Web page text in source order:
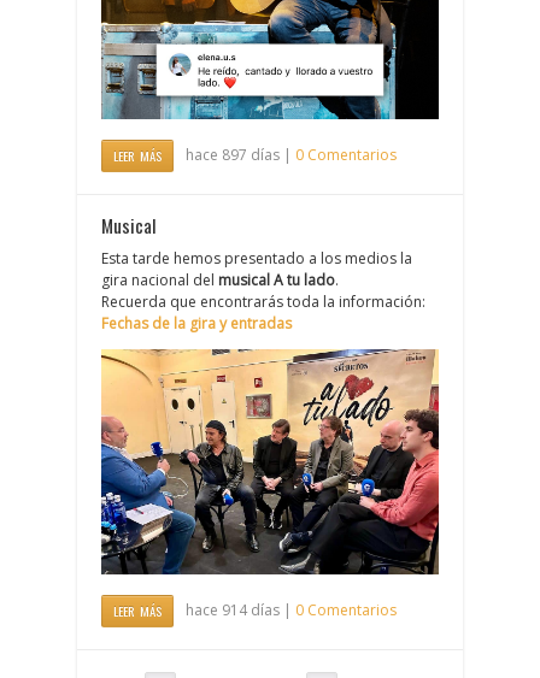
LEER MÁS hace 897 días | 0 Comentarios
Musical
Esta tarde hemos presentado a los medios la
gira nacional del musical A tu lado.
Recuerda que encontrarás toda la información:
Fechas de la gira y entradas
LEER MÁS hace 914 días | 0 Comentarios